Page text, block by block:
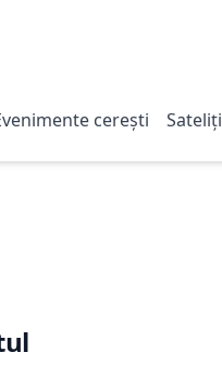
cerești Sateliți